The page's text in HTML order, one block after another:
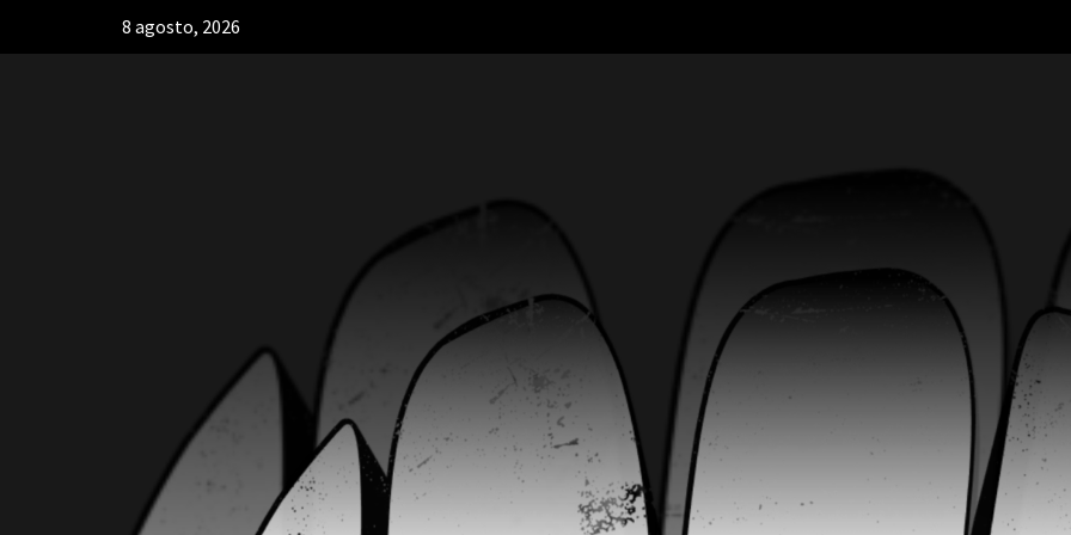
8 agosto, 2026